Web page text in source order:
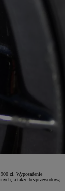
zł. Wyposażenie
a także bezprzewodową